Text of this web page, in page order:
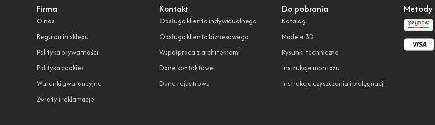
Firma
O nas
Regulamin sklepu
Polityka prywatności
Polityka cookies
Warunki gwarancyjne
Zwroty i reklamacje
Kontakt
Obsługa klienta indywidualnego
Obsługa klienta biznesowego
Współpraca z architektami
Dane kontaktowe
Dane rejestrowe
Do pobrania
Katalog
Modele 3D
Rysunki techniczne
Instrukcje montażu
Instrukcje czyszczenia i pielęgnacji
Metody